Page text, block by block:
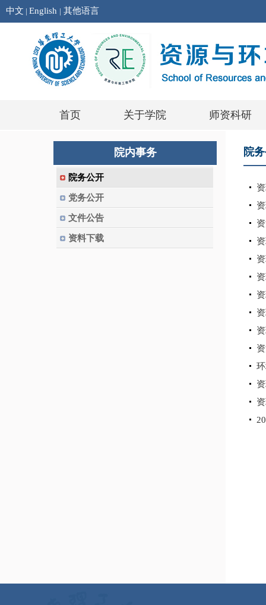
中文 | English | 其他语言
首页 关于学院 师资科研
院内事务
院务公开
党务公开
文件公告
资料下载
院